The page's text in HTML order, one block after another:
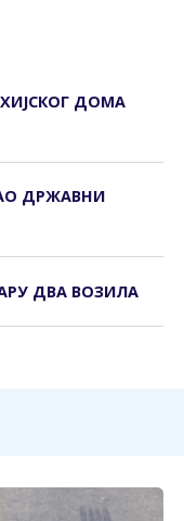
ДОМА
ДРЖАВНИ
ДВА ВОЗИЛА